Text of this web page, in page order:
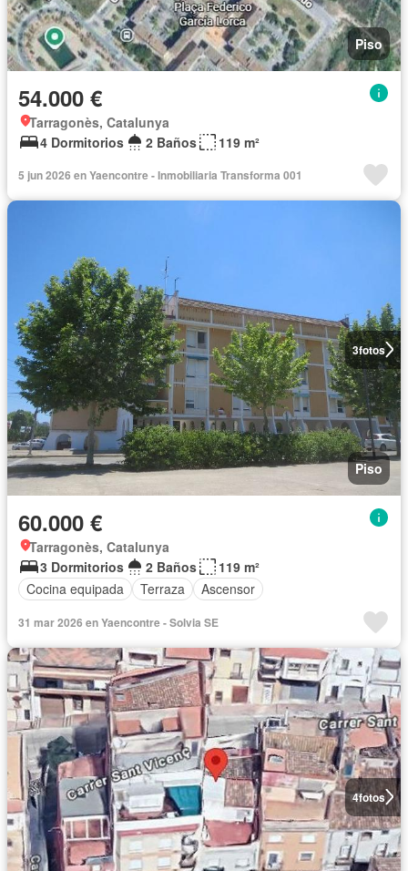
Piso
54.000 €
Tarragonès, Catalunya
4 Dormitorios
2 Baños 119 m²
5 jun 2026 en Yaencontre - Inmobiliaria Transforma 001
3fotos
Piso
60.000 €
Tarragonès, Catalunya
3 Dormitorios
2 Baños
119 m²
Cocina equipada
Terraza Ascensor
31 mar 2026 en Yaencontre - Solvia SE
4fotos